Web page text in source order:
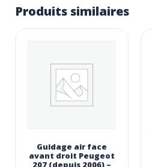
Produits similaires
Guidage air face
avant droit Peugeot
207 (depuis 2006) –